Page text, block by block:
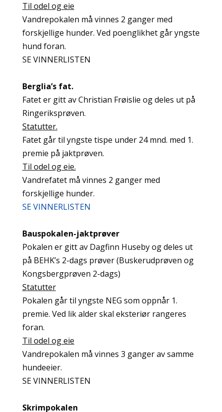
Til odel og eie
Vandrepokalen må vinnes 2 ganger med
forskjellige hunder. Ved poenglikhet går yngste
hund foran.
SE VINNERLISTEN
Berglia’s fat.
Fatet er gitt av Christian Frøislie og deles ut på
Ringeriksprøven.
Statutter.
Fatet går til yngste tispe under 24 mnd. med 1.
premie på jaktprøven.
Til odel og eie.
Vandrefatet må vinnes 2 ganger med
forskjellige hunder.
SE VINNERLISTEN
Bauspokalen-jaktprøver
Pokalen er gitt av Dagfinn Huseby og deles ut
på BEHK’s 2-dags prøver (Buskerudprøven og
Kongsbergprøven 2-dags)
Statutter
Pokalen går til yngste NEG som oppnår 1.
premie. Ved lik alder skal eksteriør rangeres
foran.
Til odel og eie
Vandrepokalen må vinnes 3 ganger av samme
hundeeier.
SE VINNERLISTEN
Skrimpokalen